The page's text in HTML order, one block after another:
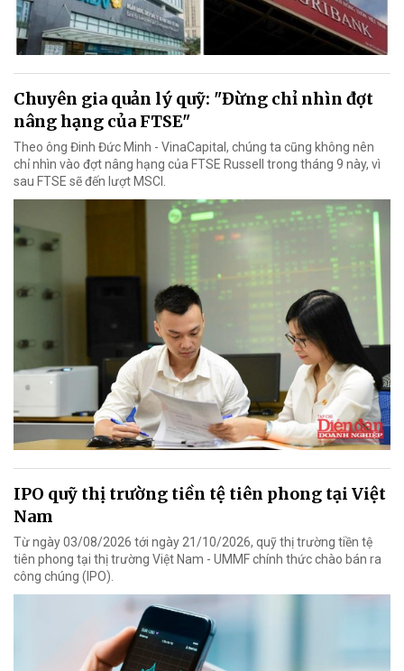
Chuyên gia quản lý quỹ: "Đừng chỉ nhìn đợt
nâng hạng của FTSE"
Theo ông Đinh Đức Minh - VinaCapital, chúng ta cũng không nên
chỉ nhìn vào đợt nâng hạng của FTSE Russell trong tháng 9 này, vì
sau FTSE sẽ đến lượt MSCI.
IPO quỹ thị trường tiền tệ tiên phong tại Việt
Nam
Từ ngày 03/08/2026 tới ngày 21/10/2026, quỹ thị trường tiền tệ
tiên phong tại thị trường Việt Nam - UMMF chính thức chào bán ra
công chúng (IPO).